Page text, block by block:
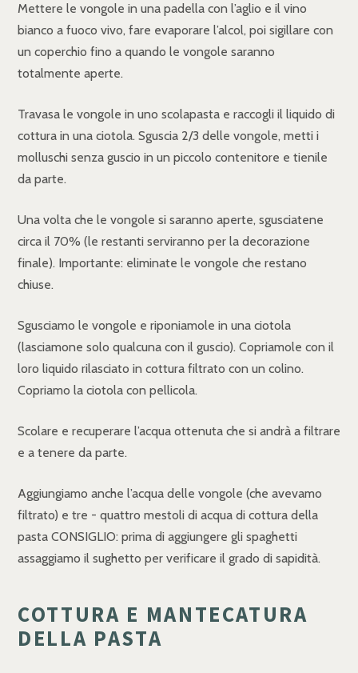
Mettere le vongole in una padella con l’aglio e il vino
bianco a fuoco vivo, fare evaporare l’alcol, poi sigillare con
un coperchio fino a quando le vongole saranno
totalmente aperte.
Travasa le vongole in uno scolapasta e raccogli il liquido di
cottura in una ciotola. Sguscia 2/3 delle vongole, metti i
molluschi senza guscio in un piccolo contenitore e tienile
da parte.
Una volta che le vongole si saranno aperte, sgusciatene
circa il 70% (le restanti serviranno per la decorazione
finale). Importante: eliminate le vongole che restano
chiuse.
Sgusciamo le vongole e riponiamole in una ciotola
(lasciamone solo qualcuna con il guscio). Copriamole con il
loro liquido rilasciato in cottura filtrato con un colino.
Copriamo la ciotola con pellicola.
Scolare e recuperare l’acqua ottenuta che si andrà a filtrare
e a tenere da parte.
Aggiungiamo anche l’acqua delle vongole (che avevamo
filtrato) e tre - quattro mestoli di acqua di cottura della
pasta CONSIGLIO: prima di aggiungere gli spaghetti
assaggiamo il sughetto per verificare il grado di sapidità.
COTTURA E MANTECATURA
DELLA PASTA